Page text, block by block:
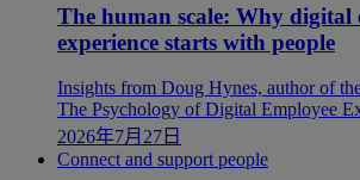
The human scale: Why digital
experience starts with people
Insights from Doug Hynes, author of
The Psychology of Digital Employee
2026年7月27日
Connect and support people